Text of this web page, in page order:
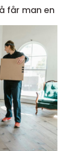
får man en